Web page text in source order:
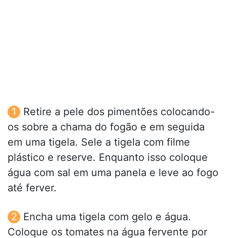
Retire a pele dos pimentões colocando-
os sobre a chama do fogão e em seguida
em uma tigela. Sele a tigela com filme
plástico e reserve. Enquanto isso coloque
água com sal em uma panela e leve ao fogo
até ferver.
Encha uma tigela com gelo e água.
Coloque os tomates na água fervente por